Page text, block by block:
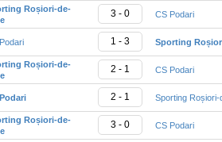
Roșiori-de-
3 - 0 CS Podari
1 - 3 Sporting
Roșiori-de-
2 - 1 CS Podari
2 - 1 Sporting Roșiori-
Roșiori-de-
3 - 0 CS Podari